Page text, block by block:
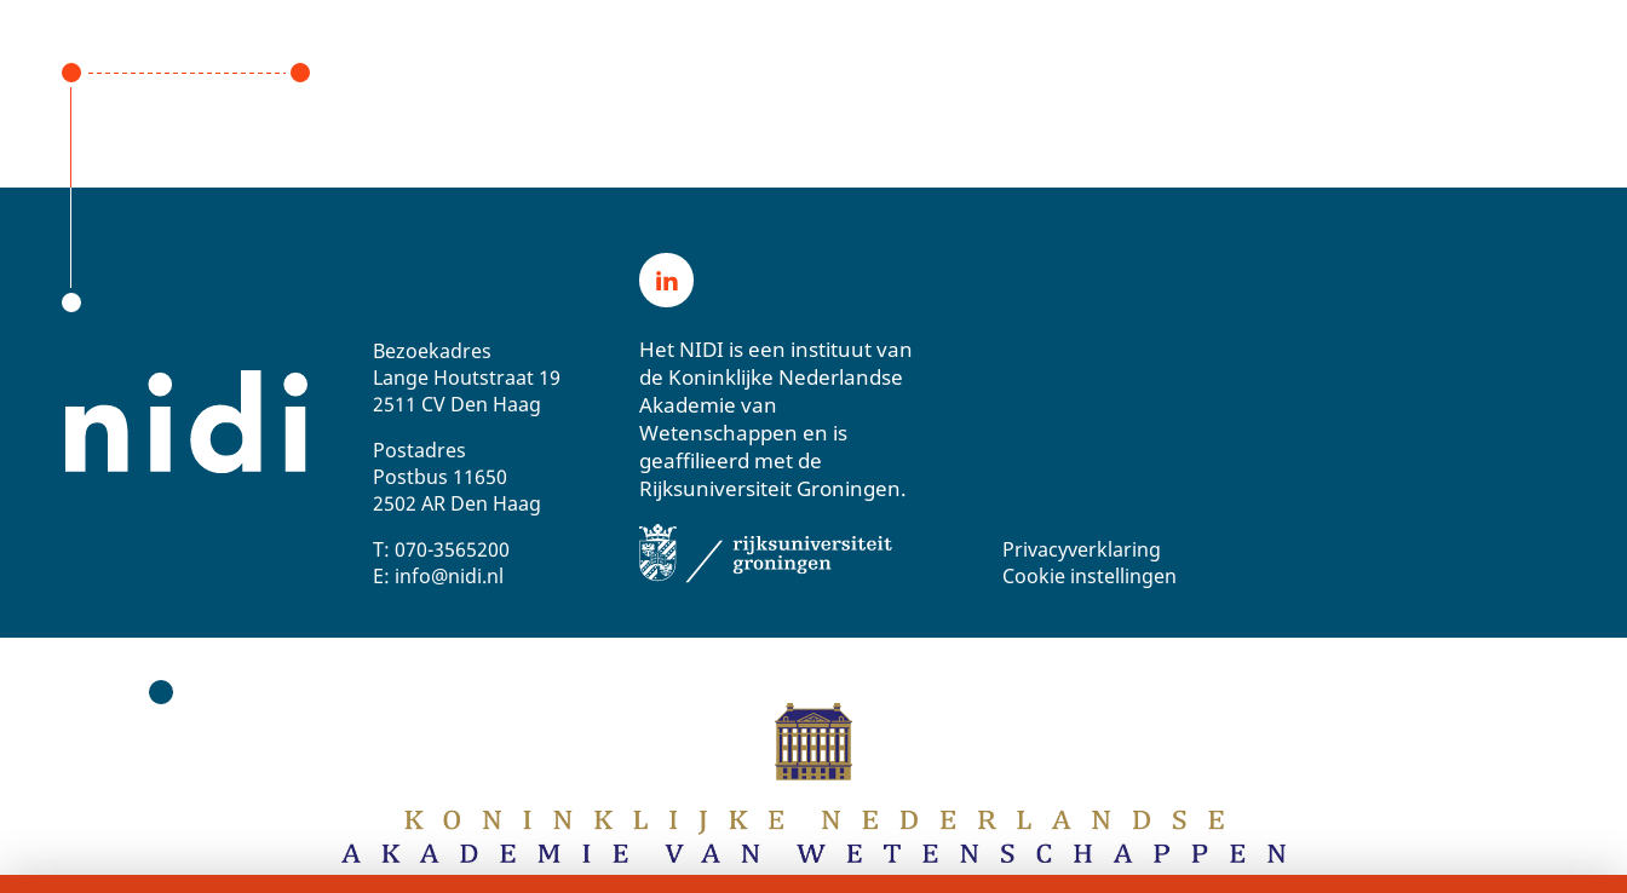
Bezoekadres
Lange Houtstraat 19
2511 CV Den Haag
Postadres
Postbus 11650
2502 AR Den Haag
T: 070-3565200
E: info@nidi.nl
Het NIDI is een instituut van
de Koninklijke Nederlandse
Akademie van
Wetenschappen en is
geaffilieerd met de
Rijksuniversiteit Groningen.
Privacyverklaring
Cookie instellingen